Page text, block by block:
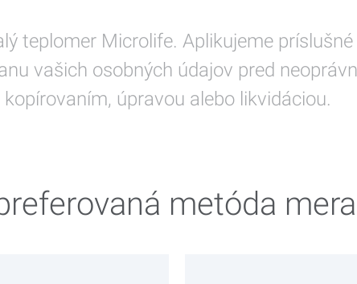
Telesná teplota Starostlivosť o
Office WatchBP O3 WatchBP
O nás História
teplomer Microlife. Aplikujeme
vašich osobných údajov pred
úpravou alebo likvidáciou.
metóda